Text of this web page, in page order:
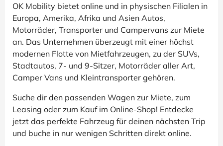
OK Mobility bietet online und in physischen Filialen in
Europa, Amerika, Afrika und Asien Autos,
Motorräder, Transporter und Campervans zur Miete
an. Das Unternehmen überzeugt mit einer höchst
modernen Flotte von Mietfahrzeugen, zu der SUVs,
Stadtautos, 7- und 9-Sitzer, Motorräder aller Art,
Camper Vans und Kleintransporter gehören.
Suche dir den passenden Wagen zur Miete, zum
Leasing oder zum Kauf im Online-Shop! Entdecke
jetzt das perfekte Fahrzeug für deinen nächsten Trip
und buche in nur wenigen Schritten direkt online.